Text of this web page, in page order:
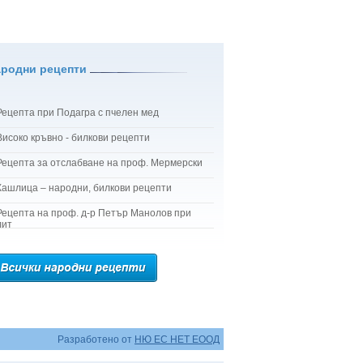
рецепти
при Подагра с пчелен мед
кръвно - билкови рецепти
за отслабване на проф. Мермерски
– народни, билкови рецепти
на проф. д-р Петър Манолов при
Разработено от НЮ ЕС НЕТ ЕООД